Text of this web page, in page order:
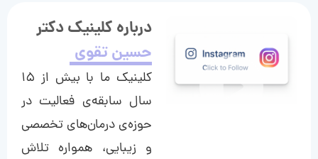
درباره کلینیک دکتر
حسین تقوی
کلینیک ما با بیش از ۱۵
سال سابقه‌ی فعالیت در
حوزه‌ی درمان‌های تخصصی
و زیبایی، همواره تلاش